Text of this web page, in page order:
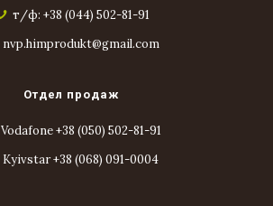
т/ф: +38 (044) 502-81-91
nvp.himprodukt@gmail.com
Отдел продаж
Vodafone +38 (050) 502-81-91
Kyivstar +38 (068) 091-0004